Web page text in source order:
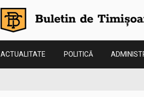
ACTUALITATE POLITICĂ